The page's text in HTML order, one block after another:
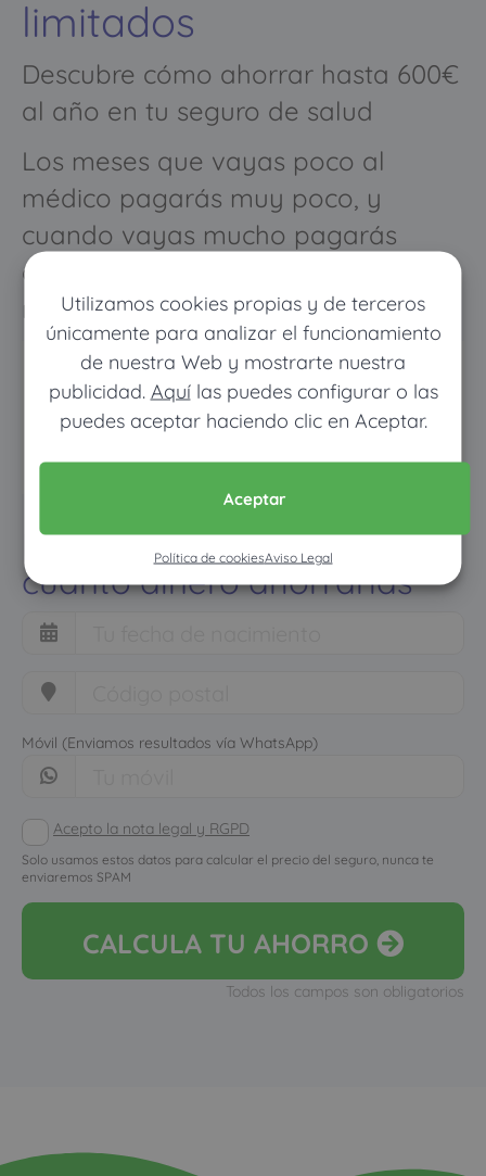
Utilizamos cookies propias y de terceros
únicamente para analizar el funcionamiento
de nuestra Web y mostrarte nuestra
publicidad. Aquílas puedes configurar o las
puedes aceptar haciendo clic en Aceptar.
Aceptar
Política de cookiesAviso Legal
limitados
Descubre cómo ahorrar hasta 600€
al año en tu seguro de salud
Los meses que vayas poco al
médico pagarás muy poco, y
cuando vayas mucho pagarás
como con un seguro médico
normal
Pon tus datos y descubre
cuánto dinero ahorrarías
Móvil (Enviamos resultados vía WhatsApp)
Acepto la nota legal y RGPD
Solo usamos estos datos para calcular el precio del seguro, nunca te
enviaremos SPAM
CALCULA TU AHORRO
Todos los campos son obligatorios